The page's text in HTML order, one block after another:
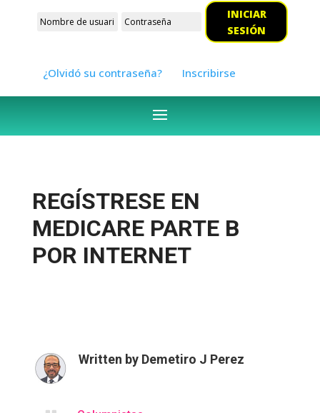
INICIAR
SESIÓN
¿Olvidó su contraseña? Inscribirse
REGÍSTRESE EN
MEDICARE PARTE B
POR INTERNET
Written by Demetiro J Perez